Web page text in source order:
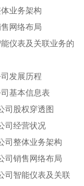
业务架构
网络布局
仪表及关联业务的
发展历程
基本信息表
司股权穿透图
司经营状况
司整体业务架构
司销售网络布局
司智能仪表及关联